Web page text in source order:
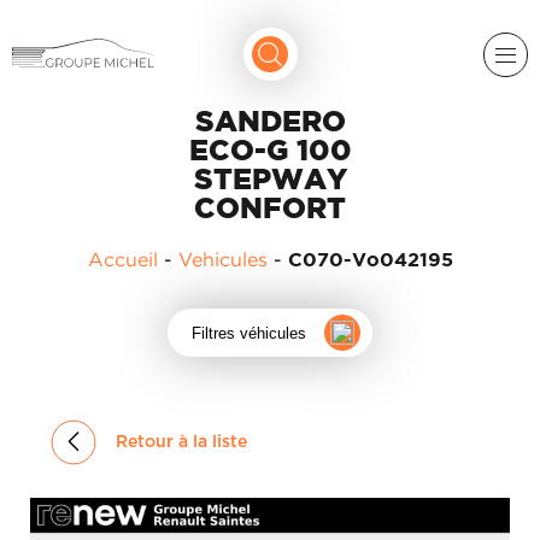
LIGIER
LIGIER
GROUPE
HISTORIQUE
SANDERO
ECO-G 100
STEPWAY
CONFORT
Accueil - Vehicules - C070-Vo042195
Filtres véhicules
Retour à la liste